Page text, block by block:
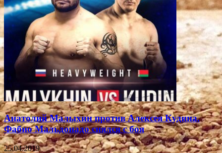
Анатолий Малыхин против Алексея Кудина.
Фабио Мальдонадо снялся с боя
25.04.2019